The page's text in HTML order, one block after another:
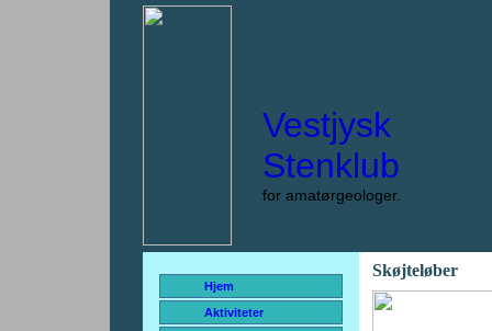
Vestjysk
Stenklub
for amatørgeologer.
Hjem
Aktiviteter
Skøjteløber